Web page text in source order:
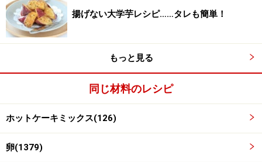
3
ホットケーキミックスを徐々に加えながら、混ぜていき
揚げない大学芋レシピ……タレも簡単！
もっと見る
同じ材料のレシピ
ホットケーキミックス(126)
卵(1379)